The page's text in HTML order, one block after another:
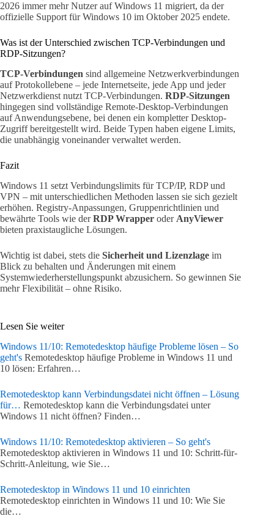
2026 immer mehr Nutzer auf Windows 11 migriert, da der
offizielle Support für Windows 10 im Oktober 2025 endete.
Was ist der Unterschied zwischen TCP-Verbindungen und
RDP-Sitzungen?
TCP-Verbindungen sind allgemeine Netzwerkverbindungen
auf Protokollebene – jede Internetseite, jede App und jeder
Netzwerkdienst nutzt TCP-Verbindungen. RDP-Sitzungen
hingegen sind vollständige Remote-Desktop-Verbindungen
auf Anwendungsebene, bei denen ein kompletter Desktop-
Zugriff bereitgestellt wird. Beide Typen haben eigene Limits,
die unabhängig voneinander verwaltet werden.
Fazit
Windows 11 setzt Verbindungslimits für TCP/IP, RDP und
VPN – mit unterschiedlichen Methoden lassen sie sich gezielt
erhöhen. Registry-Anpassungen, Gruppenrichtlinien und
bewährte Tools wie derRDP Wrapper oder AnyViewer
bieten praxistaugliche Lösungen.
Wichtig ist dabei, stets die Sicherheit und Lizenzlage im
Blick zu behalten und Änderungen mit einem
Systemwiederherstellungspunkt abzusichern. So gewinnen Sie
mehr Flexibilität – ohne Risiko.
Lesen Sie weiter
Windows 11/10: Remotedesktop häufige Probleme lösen – So
geht's Remotedesktop häufige Probleme in Windows 11 und
10 lösen: Erfahren…
Remotedesktop kann Verbindungsdatei nicht öffnen – Lösung
für… Remotedesktop kann die Verbindungsdatei unter
Windows 11 nicht öffnen? Finden…
Windows 11/10: Remotedesktop aktivieren – So geht's
Remotedesktop aktivieren in Windows 11 und 10: Schritt-für-
Schritt-Anleitung, wie Sie…
Remotedesktop in Windows 11 und 10 einrichten
Remotedesktop einrichten in Windows 11 und 10: Wie Sie
die…